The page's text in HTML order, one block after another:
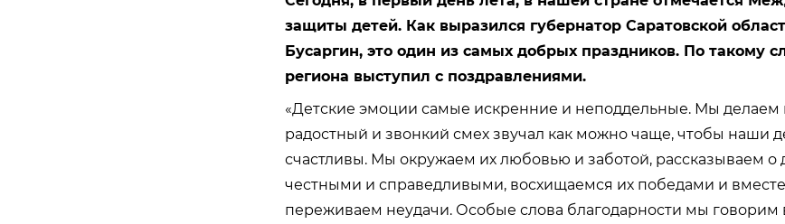
защиты детей. Как выразился губернатор Саратовской
Бусаргин, это один из самых добрых праздников. По такому
региона выступил с поздравлениями.
«Детские эмоции самые искренние и неподдельные. Мы делаем
радостный и звонкий смех звучал как можно чаще, чтобы наши
счастливы. Мы окружаем их любовью и заботой, рассказываем о
честными и справедливыми, восхищаемся их победами и
переживаем неудачи. Особые слова благодарности мы говорим